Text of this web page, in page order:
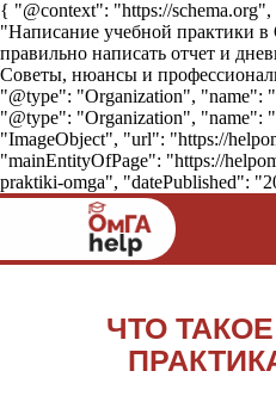
{ "@context": "https://
"Написание учебной практики
правильно написать отчет и
Советы, нюансы и
"@type": "Organization", "name":
"@type": "Organization", "name":
"ImageObject", "url": "https://
"mainEntityOfPage": "https://
praktiki-omga", "datePublished":
ЧТО